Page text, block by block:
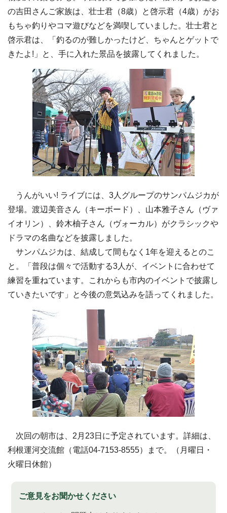
の吉田さんご家族は、壮士君（8歳）と啓示君（4歳）がお
もちゃ釣りやコマ遊びなどを満喫していました。壮士君と
啓示君は、「釣るのが難しかったけど、ちゃんとゲットで
きたよ!」と、手に入れた景品を披露してくれました。
うんがいい! ライブには、3人グループのサンパムジカが
登場。渡辺美音さん（キーボード）、山本雅子さん（ヴァ
イオリン）、鈴木柚子さん（ヴォーカル）がクラシックや
ドラマの名曲などを披露しました。
サンパムジカは、結成して間もなく1年を迎えるとのこ
と。「普段は個々で活動する3人が、イベントに合わせて
練習を重ねています。これからも市内のイベントで披露し
ていきたいです」と今後の意気込みを語ってくれました。
次回の朝市は、2月23日に予定されています。詳細は、
利根運河交流館（電話04-7153-8555）まで。（月曜日・
火曜日休館）
ご意見をお聞かせください